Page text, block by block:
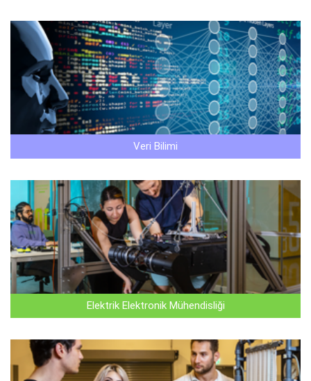
Veri Bilimi
Elektrik Elektronik Mühendisliği